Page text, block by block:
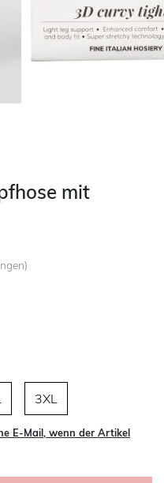
mit
3XL
E-Mail, wenn der Artikel